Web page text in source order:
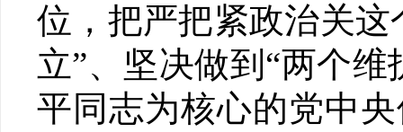
位，把严把紧政治关
立”、坚决做到“两个
平同志为核心的党中